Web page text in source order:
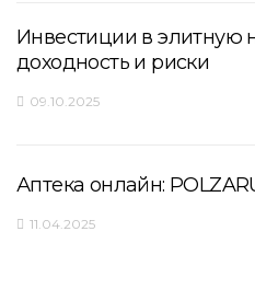
Инвестиции в элитную
доходность и риски
09.10.2025
Аптека онлайн:
11.04.2025